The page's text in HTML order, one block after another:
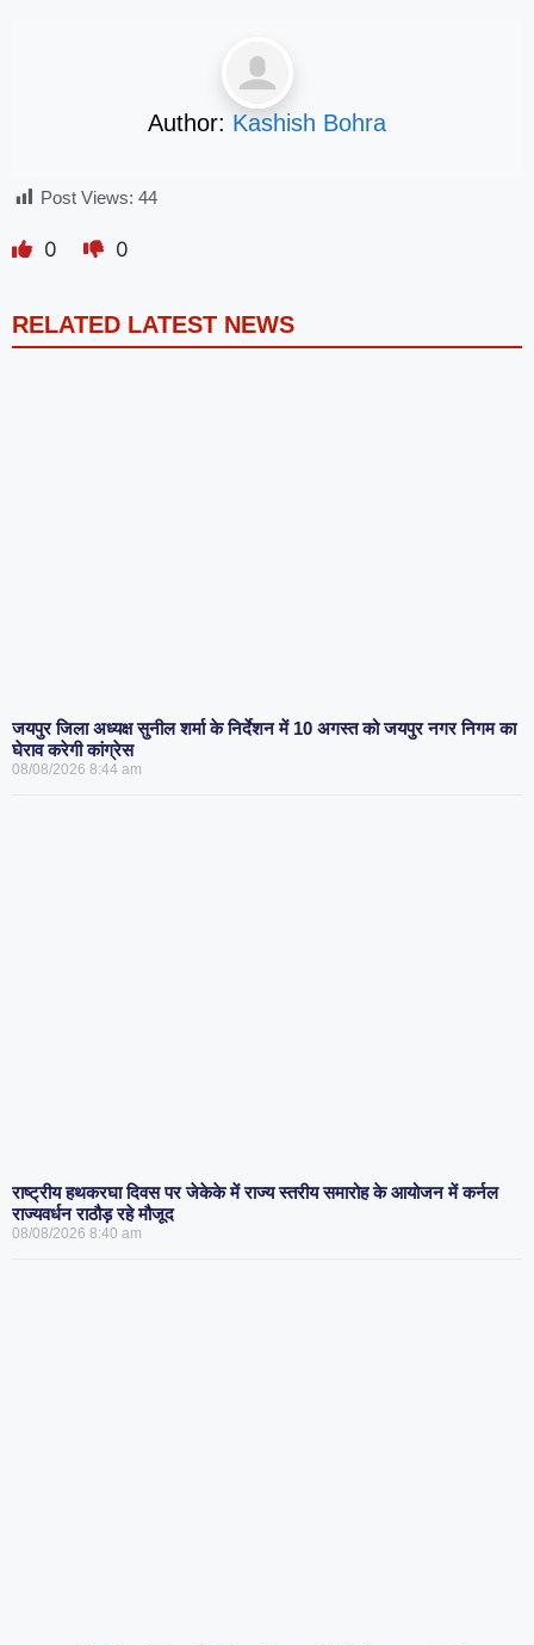
Author: Kashish Bohra
Post Views: 44
0 0
RELATED LATEST NEWS
जयपुर जिला अध्यक्ष सुनील शर्मा के निर्देशन में 10 अगस्त को जयपुर नगर निगम का
घेराव करेगी कांग्रेस
08/08/2026 8:44 am
राष्ट्रीय हथकरघा दिवस पर जेकेके में राज्य स्तरीय समारोह के आयोजन में कर्नल
राज्यवर्धन राठौड़ रहे मौजूद
08/08/2026 8:40 am